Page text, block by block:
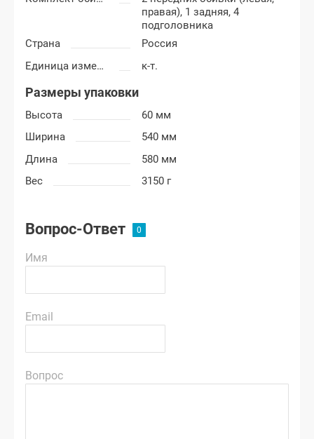
правая), 1 задняя, 4
подголовника
Страна
Россия
Единица измерения
к-т.
Размеры упаковки
Высота
60 мм
Ширина
540 мм
Длина
580 мм
Вес
3150 г
Вопрос-Ответ
Имя
Email
Вопрос